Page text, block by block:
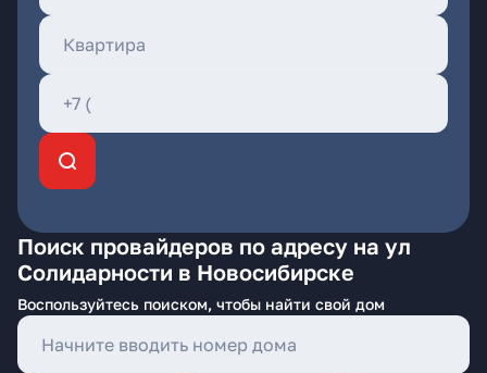
Поиск провайдеров по адресу на ул
Солидарности в Новосибирске
Воспользуйтесь поиском, чтобы найти свой дом